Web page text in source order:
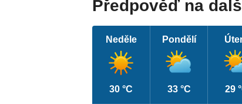
Předpověď na
Neděle
30 °C
Pondělí
33 °C 29